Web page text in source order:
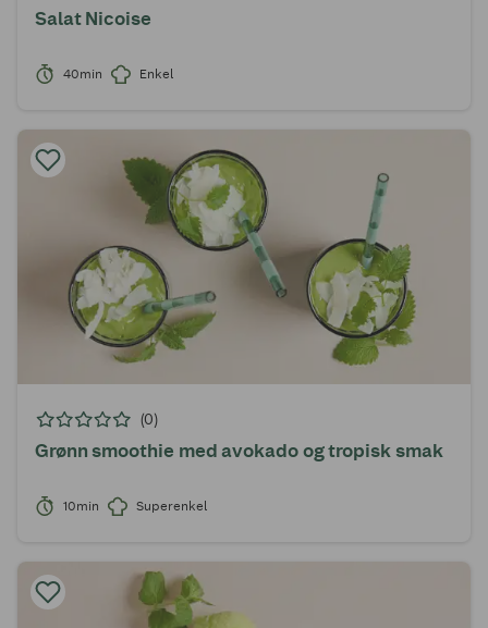
Salat Nicoise
40min Enkel
(0)
Grønn smoothie med avokado og tropisk smak
10min Superenkel